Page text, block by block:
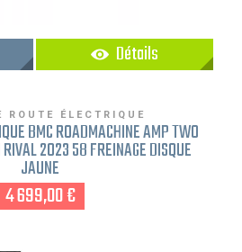
Détails
ROUTE ÉLECTRIQUE
BMC ROADMACHINE AMP TWO
2023 58 FREINAGE DISQUE
JAUNE
4 699,00 €